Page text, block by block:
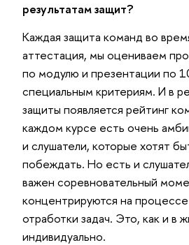
результатам защит?
Каждая защита команд во
аттестация, мы оцениваем
по модулю и презентации по
специальным критериям. И в
защиты появляется рейтинг
каждом курсе есть очень
и слушатели, которые хотят
побеждать. Но есть и
важен соревновательный
концентрируются на
отработки задач. Это, как и в
индивидуально.